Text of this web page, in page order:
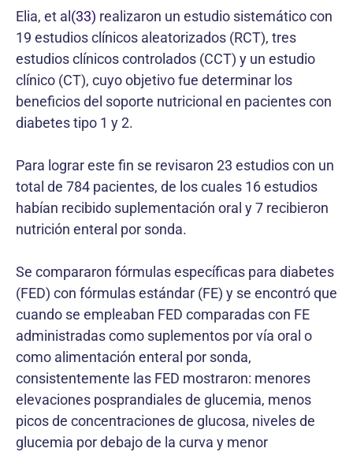
Elia, et al (33) realizaron un estudio sistemático con
19 estudios clínicos aleatorizados (RCT), tres
estudios clínicos controlados (CCT) y un estudio
clínico (CT), cuyo objetivo fue determinar los
beneficios del soporte nutricional en pacientes con
diabetes tipo 1 y 2.
Para lograr este fin se revisaron 23 estudios con un
total de 784 pacientes, de los cuales 16 estudios
habían recibido suplementación oral y 7 recibieron
nutrición enteral por sonda.
Se compararon fórmulas específicas para diabetes
(FED) con fórmulas estándar (FE) y se encontró que
cuando se empleaban FED comparadas con FE
administradas como suplementos por vía oral o
como alimentación enteral por sonda,
consistentemente las FED mostraron: menores
elevaciones posprandiales de glucemia, menos
picos de concentraciones de glucosa, niveles de
glucemia por debajo de la curva y menor